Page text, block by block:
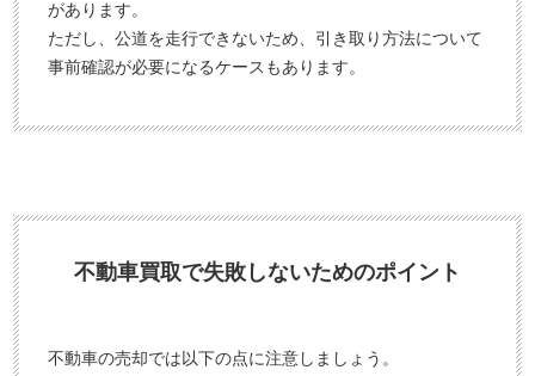
があります。
ただし、公道を走行できないため、引き取り方法について
事前確認が必要になるケースもあります。
不動車買取で失敗しないためのポイント
不動車の売却では以下の点に注意しましょう。